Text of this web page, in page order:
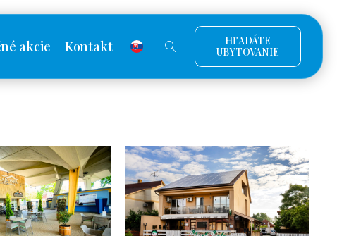
akcie Kontakt
HĽADÁTE
UBYTOVANIE